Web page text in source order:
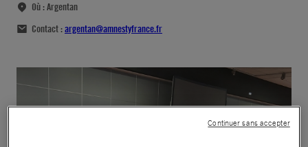
Où :Argentan
Contact :argentan@amnestyfrance.fr
Continuer sans accepter